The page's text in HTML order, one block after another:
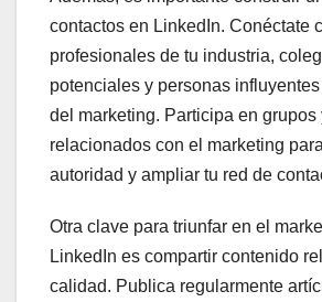
contactos en LinkedIn. Conéctate
profesionales de tu industria,
potenciales y personas
del marketing. Participa en grupos
relacionados con el marketing
autoridad y ampliar tu red de
Otra clave para triunfar en el
LinkedIn es compartir contenido
calidad. Publica regularmente